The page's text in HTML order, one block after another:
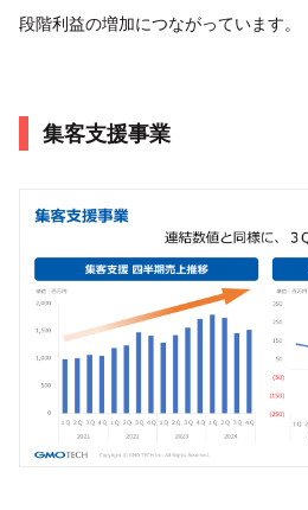
段階利益の増加につながっています。
集客支援事業